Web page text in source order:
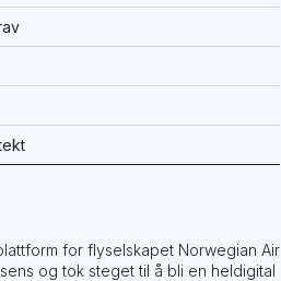
for flyselskapet Norwegian Air
og tok steget til å bli en heldigital